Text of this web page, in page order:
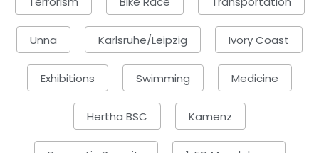
Unna Karlsruhe/Leipzig Ivory Coast
Exhibitions Swimming Medicine
Hertha BSC Kamenz